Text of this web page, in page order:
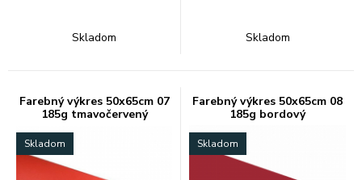
Skladom Skladom
Farebný výkres 50x65cm 07
185g tmavočervený
Skladom
Farebný výkres 50x65cm 08
185g bordový
Skladom